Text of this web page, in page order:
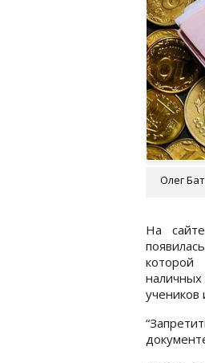
Олег
На
учеников